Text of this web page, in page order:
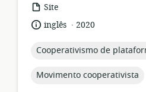
formato
de
recurso:
Site
idioma:
inglês .
data
publicação:
2020
topic:
Cooperativismo de
topic:
Movimento cooperativista